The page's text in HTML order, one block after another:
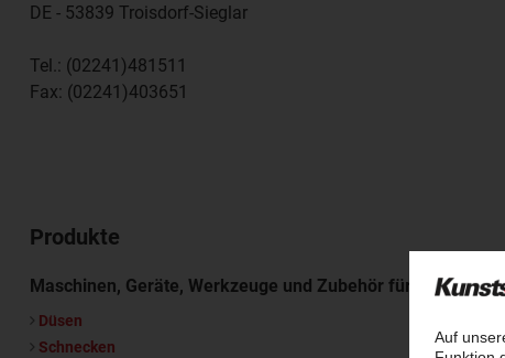
DE - 53839 Troisdorf-Sieglar
Tel.: (02241)481511
Fax: (02241)403651
Produkte
Maschinen, Geräte, Werkzeuge und Zubehör für die
Düsen
Schnecken